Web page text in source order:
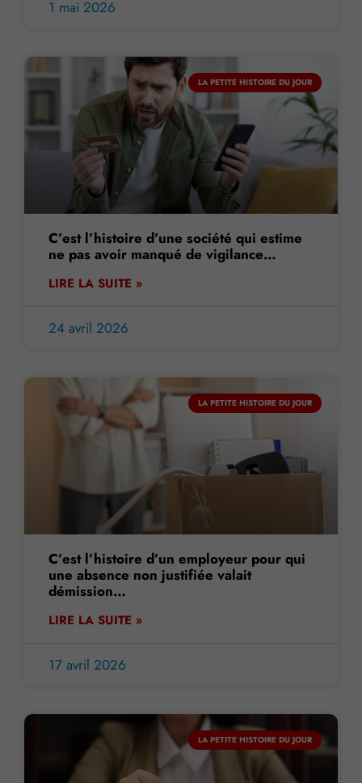
1 mai 2026
LA PETITE HISTOIRE DU JOUR
C’est l’histoire d’une société qui estime
ne pas avoir manqué de vigilance…
LIRE LA SUITE »
24 avril 2026
LA PETITE HISTOIRE DU JOUR
C’est l’histoire d’un employeur pour qui
une absence non justifiée valait
démission…
LIRE LA SUITE »
17 avril 2026
LA PETITE HISTOIRE DU JOUR